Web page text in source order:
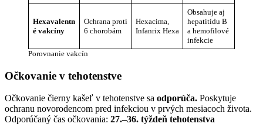
Hexavalentn
é vakcíny
Ochrana proti
6 chorobám
Hexacima,
Infanrix Hexa
Obsahuje aj
hepatitídu B
a hemofilové
infekcie
Porovnanie vakcín
Očkovanie v tehotenstve
Očkovanie čierny kašeľ v tehotenstve sa odporúča. Poskytuje
ochranu novorodencom pred infekciou v prvých mesiacoch života.
Odporúčaný čas očkovania: 27.–36. týždeň tehotenstva